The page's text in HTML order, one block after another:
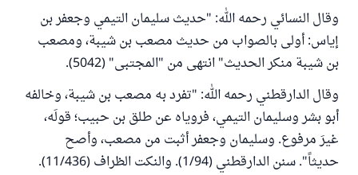
وقال النسائي رحمه الله: "حديث سليمان التيمي وجعفر بن
إياس: أولى بالصواب من حديث مصعب بن شيبة، ومصعب
بن شيبة منكر الحديث" انتهى من "المجتبى" (5042).
وقال الدارقطني رحمه الله: "تفرد به مصعب بن شيبة، وخالفه
أبو بشر وسليمان التيمي، فروياه عن طلق بن حبيب؛ قولَه،
غيرَ مرفوع. وسليمان وجعفر أثبت من مصعب، وأصح
حديثاً". سنن الدارقطني (1/94). والنكت الظراف (11/436).